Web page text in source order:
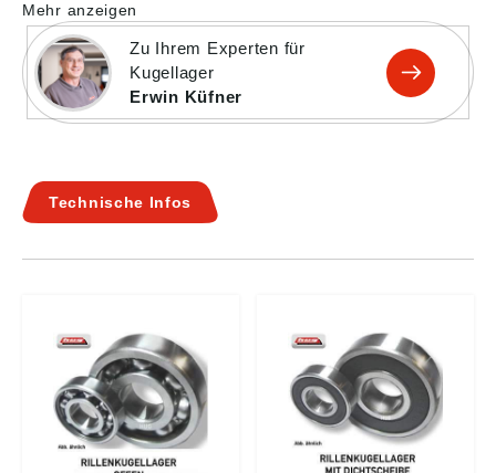
Mehr anzeigen
Zu Ihrem Experten für
Kugellager
Erwin Küfner
Technische Infos